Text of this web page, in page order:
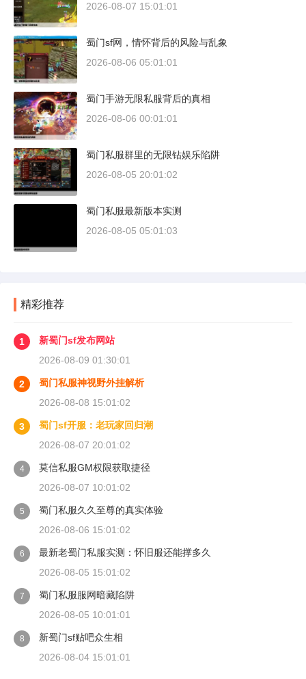
2026-08-07 15:01:01
蜀门sf网，情怀背后的风险与乱象
2026-08-06 05:01:01
蜀门手游无限私服背后的真相
2026-08-06 00:01:01
蜀门私服群里的无限钻娱乐陷阱
2026-08-05 20:01:02
蜀门私服最新版本实测
2026-08-05 05:01:03
精彩推荐
1
新蜀门sf发布网站
2026-08-09 01:30:01
2
蜀门私服神视野外挂解析
2026-08-08 15:01:02
3
蜀门sf开服：老玩家回归潮
2026-08-07 20:01:02
4
莫信私服GM权限获取捷径
2026-08-07 10:01:02
5
蜀门私服久久至尊的真实体验
2026-08-06 15:01:02
6
最新老蜀门私服实测：怀旧服还能撑多久
2026-08-05 15:01:02
7
蜀门私服服网暗藏陷阱
2026-08-05 10:01:01
8
新蜀门sf贴吧众生相
2026-08-04 15:01:01